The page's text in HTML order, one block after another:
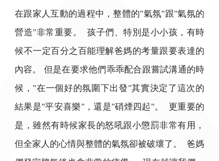
在跟家人互動的過程中，整體的"氣氛"跟"氣氛的
營造"非常重要。 孩子們、特別是小小孩，有時
候不一定百分之百能理解爸媽的考量跟要表達的
內容。 但是在要求他們乖乖配合跟嘗試溝通的時
候，"在一個好的氛圍下出發"其實決定了這次的
結果是"平安喜樂"，還是"硝煙四起"。 更重要的
是，雖然有時候家長的怒吼跟小懲罰非常有用，
但全家人的心情與整體的氣氛卻被破壞了。 爸媽